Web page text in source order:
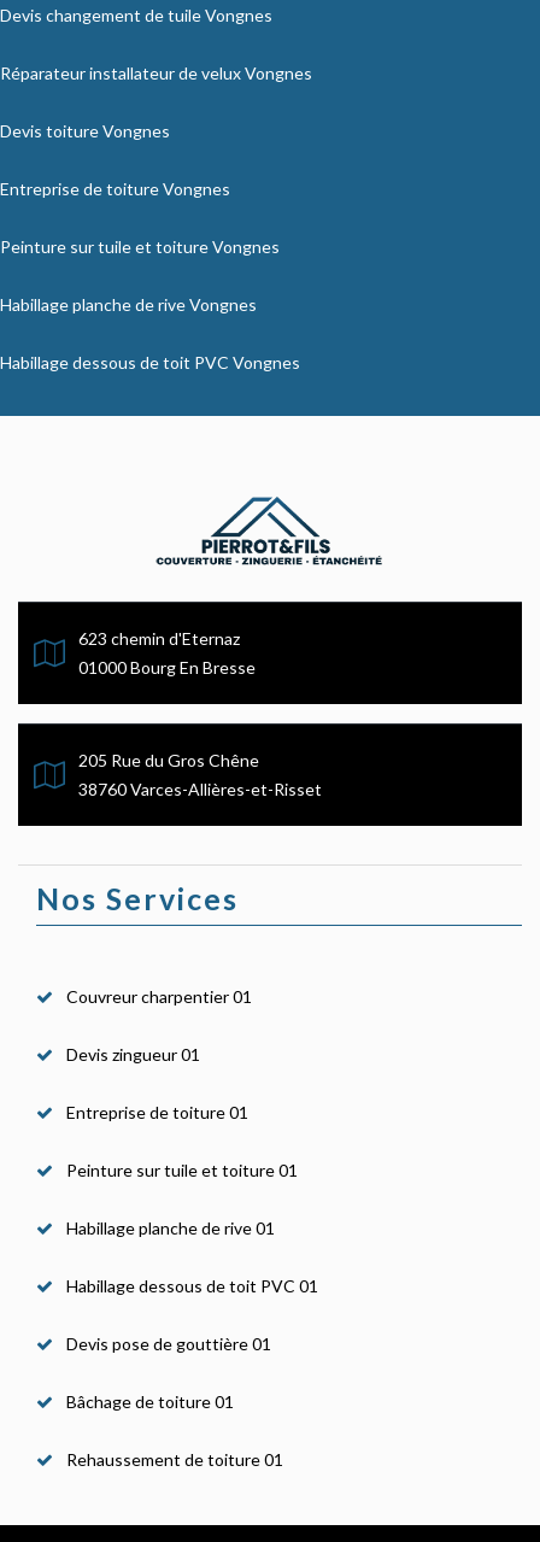
Devis changement de tuile Vongnes
Réparateur installateur de velux Vongnes
Devis toiture Vongnes
Entreprise de toiture Vongnes
Peinture sur tuile et toiture Vongnes
Habillage planche de rive Vongnes
Habillage dessous de toit PVC Vongnes
623 chemin d'Eternaz
01000 Bourg En Bresse
205 Rue du Gros Chêne
38760 Varces-Allières-et-Risset
Nos Services
Couvreur charpentier 01
Devis zingueur 01
Entreprise de toiture 01
Peinture sur tuile et toiture 01
Habillage planche de rive 01
Habillage dessous de toit PVC 01
Devis pose de gouttière 01
Bâchage de toiture 01
Rehaussement de toiture 01